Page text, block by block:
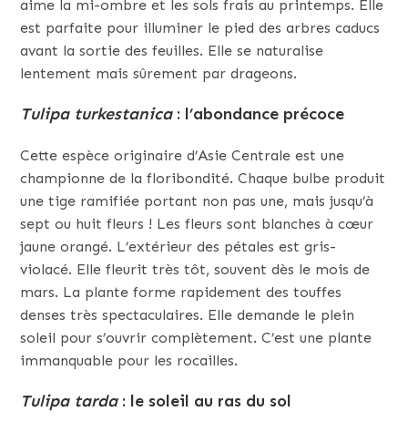
aime la mi-ombre et les sols frais au printemps. Elle
est parfaite pour illuminer le pied des arbres caducs
avant la sortie des feuilles. Elle se naturalise
lentement mais sûrement par drageons.
Tulipa turkestanica: l’abondance précoce
Cette espèce originaire d’Asie Centrale est une
championne de la floribondité. Chaque bulbe produit
une tige ramifiée portant non pas une, mais jusqu’à
sept ou huit fleurs ! Les fleurs sont blanches à cœur
jaune orangé. L’extérieur des pétales est gris-
violacé. Elle fleurit très tôt, souvent dès le mois de
mars. La plante forme rapidement des touffes
denses très spectaculaires. Elle demande le plein
soleil pour s’ouvrir complètement. C’est une plante
immanquable pour les rocailles.
Tulipa tarda: le soleil au ras du sol